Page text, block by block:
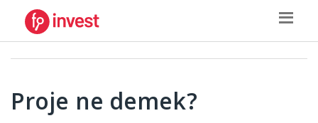
Proje ne demek?